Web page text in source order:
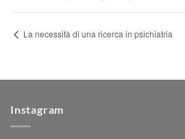
La necessità di una ricerca in psichiatria
Instagram